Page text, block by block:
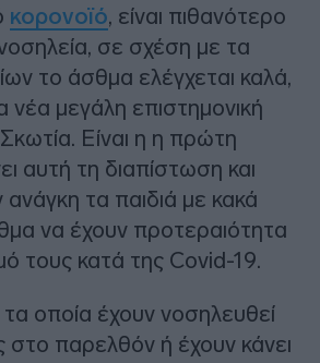
κορονοϊό, είναι πιθανότερο
σε σχέση με τα
το άσθμα ελέγχεται καλά,
μεγάλη επιστημονική
Είναι η η πρώτη
αυτή τη διαπίστωση και
ανάγκη τα παιδιά με κακά
να έχουν προτεραιότητα
τους κατά της Covid-19.
οποία έχουν νοσηλευθεί
παρελθόν ή έχουν κάνει